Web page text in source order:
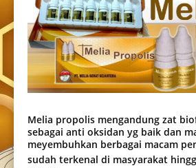
Melia propolis mengandung zat
sebagai anti oksidan yg baik dan
meyembuhkan berbagai macam
sudah terkenal di masyarakat